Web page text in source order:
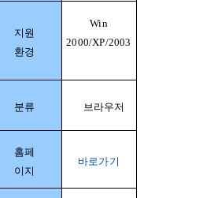
지원
환경
Win
2000/XP/2003
분류 브라우저
홈페
이지
바로가기